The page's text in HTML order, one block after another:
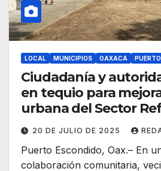
LOCAL MUNICIPIOS OAXACA
Ciudadanía y
en tequio para
urbana del Sector
20 DE JULIO DE 2025
Puerto Escondido, Oax.– En
colaboración comunitaria,